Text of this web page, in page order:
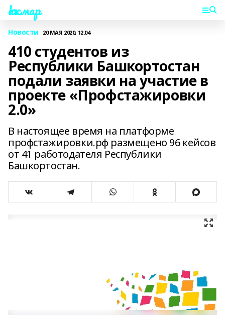
Һаҡмар
Новости 20 МАЯ 2020, 12:04
410 студентов из
Республики Башкортостан
подали заявки на участие в
проекте «Профстажировки
2.0»
В настоящее время на платформе
профстажировки.рф размещено 96 кейсов
от 41 работодателя Республики
Башкортостан.